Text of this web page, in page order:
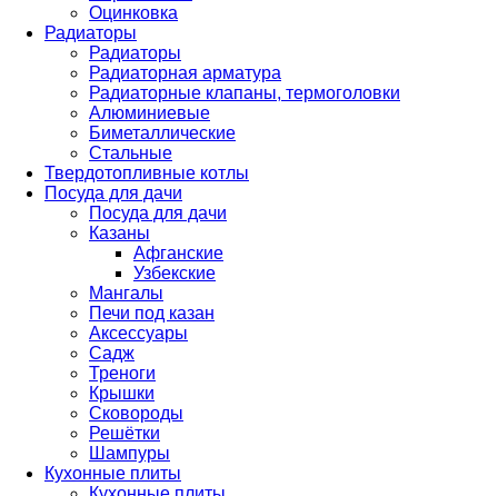
Оцинковка
Радиаторы
Радиаторы
Радиаторная арматура
Радиаторные клапаны, термоголовки
Алюминиевые
Биметаллические
Стальные
Твердотопливные котлы
Посуда для дачи
Посуда для дачи
Казаны
Афганские
Узбекские
Мангалы
Печи под казан
Аксессуары
Садж
Треноги
Крышки
Сковороды
Решётки
Шампуры
Кухонные плиты